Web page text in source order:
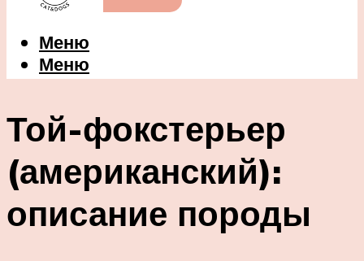
Меню
Меню
Той-фокстерьер
(американский):
описание породы